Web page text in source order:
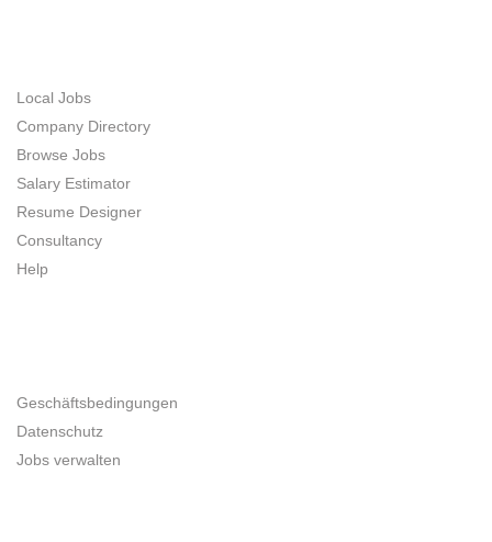
Local Jobs
Company Directory
Browse Jobs
Salary Estimator
Resume Designer
Consultancy
Help
Geschäftsbedingungen
Datenschutz
Jobs verwalten